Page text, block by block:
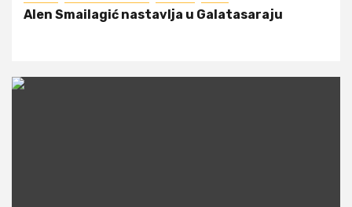
Alen Smailagić nastavlja u Galatasaraju